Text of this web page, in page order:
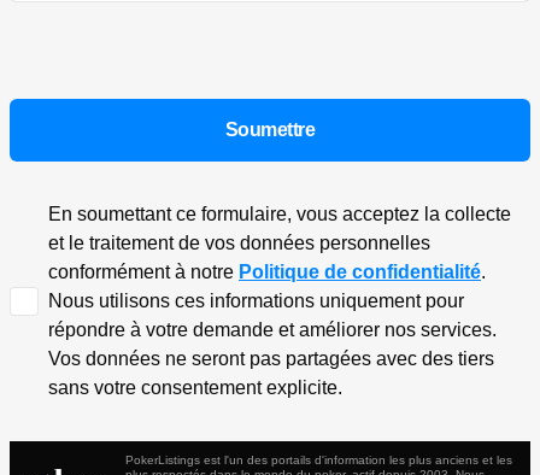
En soumettant ce formulaire, vous acceptez la collecte
et le traitement de vos données personnelles
conformément à notre Politique de confidentialité.
Nous utilisons ces informations uniquement pour
répondre à votre demande et améliorer nos services.
Vos données ne seront pas partagées avec des tiers
sans votre consentement explicite.
PokerListings est l'un des portails d'information les plus anciens et les